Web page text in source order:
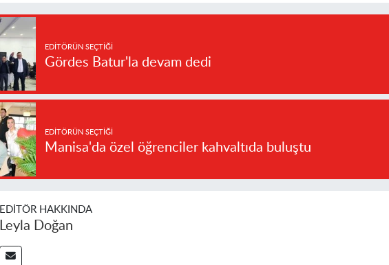
EDITÖRÜN SEÇTIĞI
Gördes Batur'la devam dedi
EDITÖRÜN SEÇTIĞI
Manisa'da özel öğrenciler kahvaltıda buluştu
EDITÖR HAKKINDA
Leyla Doğan